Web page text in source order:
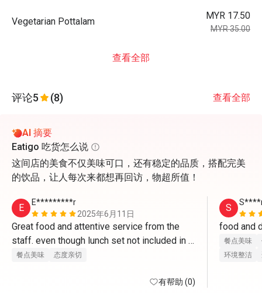
Vegetarian Pottalam
MYR 17.50
MYR 35.00
查看全部
评论5 (8) 查看全部
AI 摘要
Eatigo 吃货怎么说
这间店的美食不仅美味可口，还有稳定的品质，搭配完美
的饮品，让人每次来都想再回访，物超所值！
E
E*********r
2025年6月11日
Great food and attentive service from the
staff. even though lunch set not included in
the discount, still very worth it for the price
through eatigo. would go back again.
餐点美味 态度亲切
有帮助 (0)
S
餐点美味
环境整洁